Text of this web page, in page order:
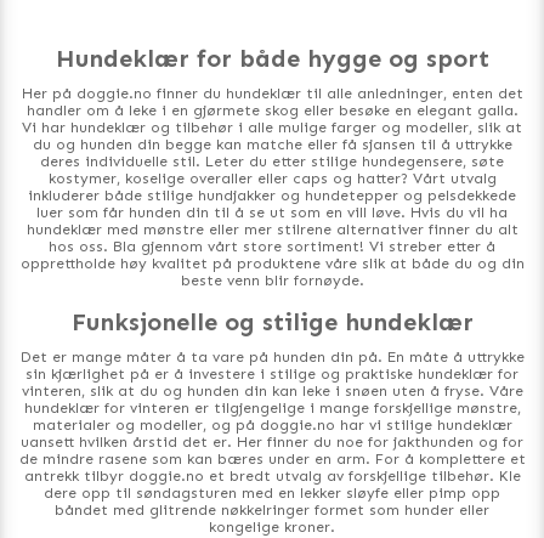
Hundeklær for både hygge og sport
Her på doggie.no finner du hundeklær til alle anledninger, enten det
handler om å leke i en gjørmete skog eller besøke en elegant galla.
Vi har hundeklær og tilbehør i alle mulige farger og modeller, slik at
du og hunden din begge kan matche eller få sjansen til å uttrykke
deres individuelle stil. Leter du etter stilige hundegensere, søte
kostymer, koselige overaller eller caps og hatter? Vårt utvalg
inkluderer både stilige hundjakker og hundetepper og pelsdekkede
luer som får hunden din til å se ut som en vill løve. Hvis du vil ha
hundeklær med mønstre eller mer stilrene alternativer finner du alt
hos oss. Bla gjennom vårt store sortiment! Vi streber etter å
opprettholde høy kvalitet på produktene våre slik at både du og din
beste venn blir fornøyde.
Funksjonelle og stilige hundeklær
Det er mange måter å ta vare på hunden din på. En måte å uttrykke
sin kjærlighet på er å investere i stilige og praktiske hundeklær for
vinteren, slik at du og hunden din kan leke i snøen uten å fryse. Våre
hundeklær for vinteren er tilgjengelige i mange forskjellige mønstre,
materialer og modeller, og på doggie.no har vi stilige hundeklær
uansett hvilken årstid det er. Her finner du noe for jakthunden og for
de mindre rasene som kan bæres under en arm. For å komplettere et
antrekk tilbyr doggie.no et bredt utvalg av forskjellige tilbehør. Kle
dere opp til søndagsturen med en lekker sløyfe eller pimp opp
båndet med glitrende nøkkelringer formet som hunder eller
kongelige kroner.